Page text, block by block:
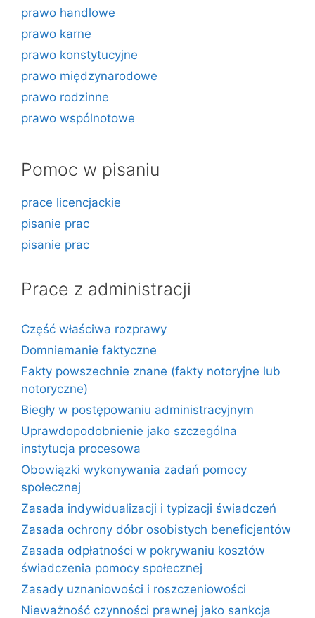
prawo handlowe
prawo karne
prawo konstytucyjne
prawo międzynarodowe
prawo rodzinne
prawo wspólnotowe
Pomoc w pisaniu
prace licencjackie
pisanie prac
pisanie prac
Prace z administracji
Część właściwa rozprawy
Domniemanie faktyczne
Fakty powszechnie znane (fakty notoryjne lub
notoryczne)
Biegły w postępowaniu administracyjnym
Uprawdopodobnienie jako szczególna
instytucja procesowa
Obowiązki wykonywania zadań pomocy
społecznej
Zasada indywidualizacji i typizacji świadczeń
Zasada ochrony dóbr osobistych beneficjentów
Zasada odpłatności w pokrywaniu kosztów
świadczenia pomocy społecznej
Zasady uznaniowości i roszczeniowości
Nieważność czynności prawnej jako sankcja